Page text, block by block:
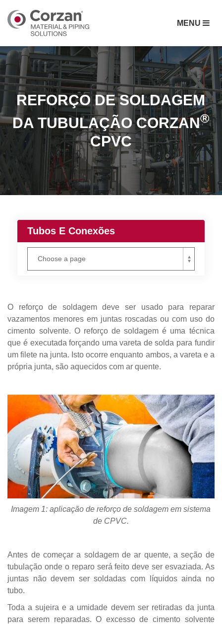
MENU
REFORÇO DE SOLDAGEM
DA TUBULAÇÃO CORZAN®
CPVC
Tubos E Conexões
O reforço de soldagem deve ser usado para reparar
vazamentos menores em juntas roscadas ou com uso do
cimento solvente. O reforço de soldagem é uma técnica
que é executada forçando uma vareta de solda para fundir
um filete na junta. Isto ocorre enquanto ambos, a vareta e a
própria junta, são aquecidos com ar quente.
Imagem 1: aplicação de reforço de soldagem em sistema
de CPVC.
Antes de começar a soldagem de ar quente, a seção de
tubulação onde o reparo será feito deve ser esvaziada. As
juntas não devem ser soldadas com líquidos ainda no
tubo.
Toda a sujeira e a umidade devem ser retiradas da junta
para serem reparadas. O excesso de cimento solvente